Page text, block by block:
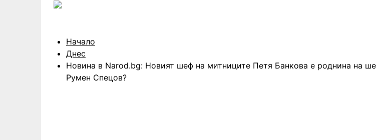
Начало
Днес
Новина в Narod.bg: Новият шеф на митниците Петя Банкова е роднина на
Румен Спецов?